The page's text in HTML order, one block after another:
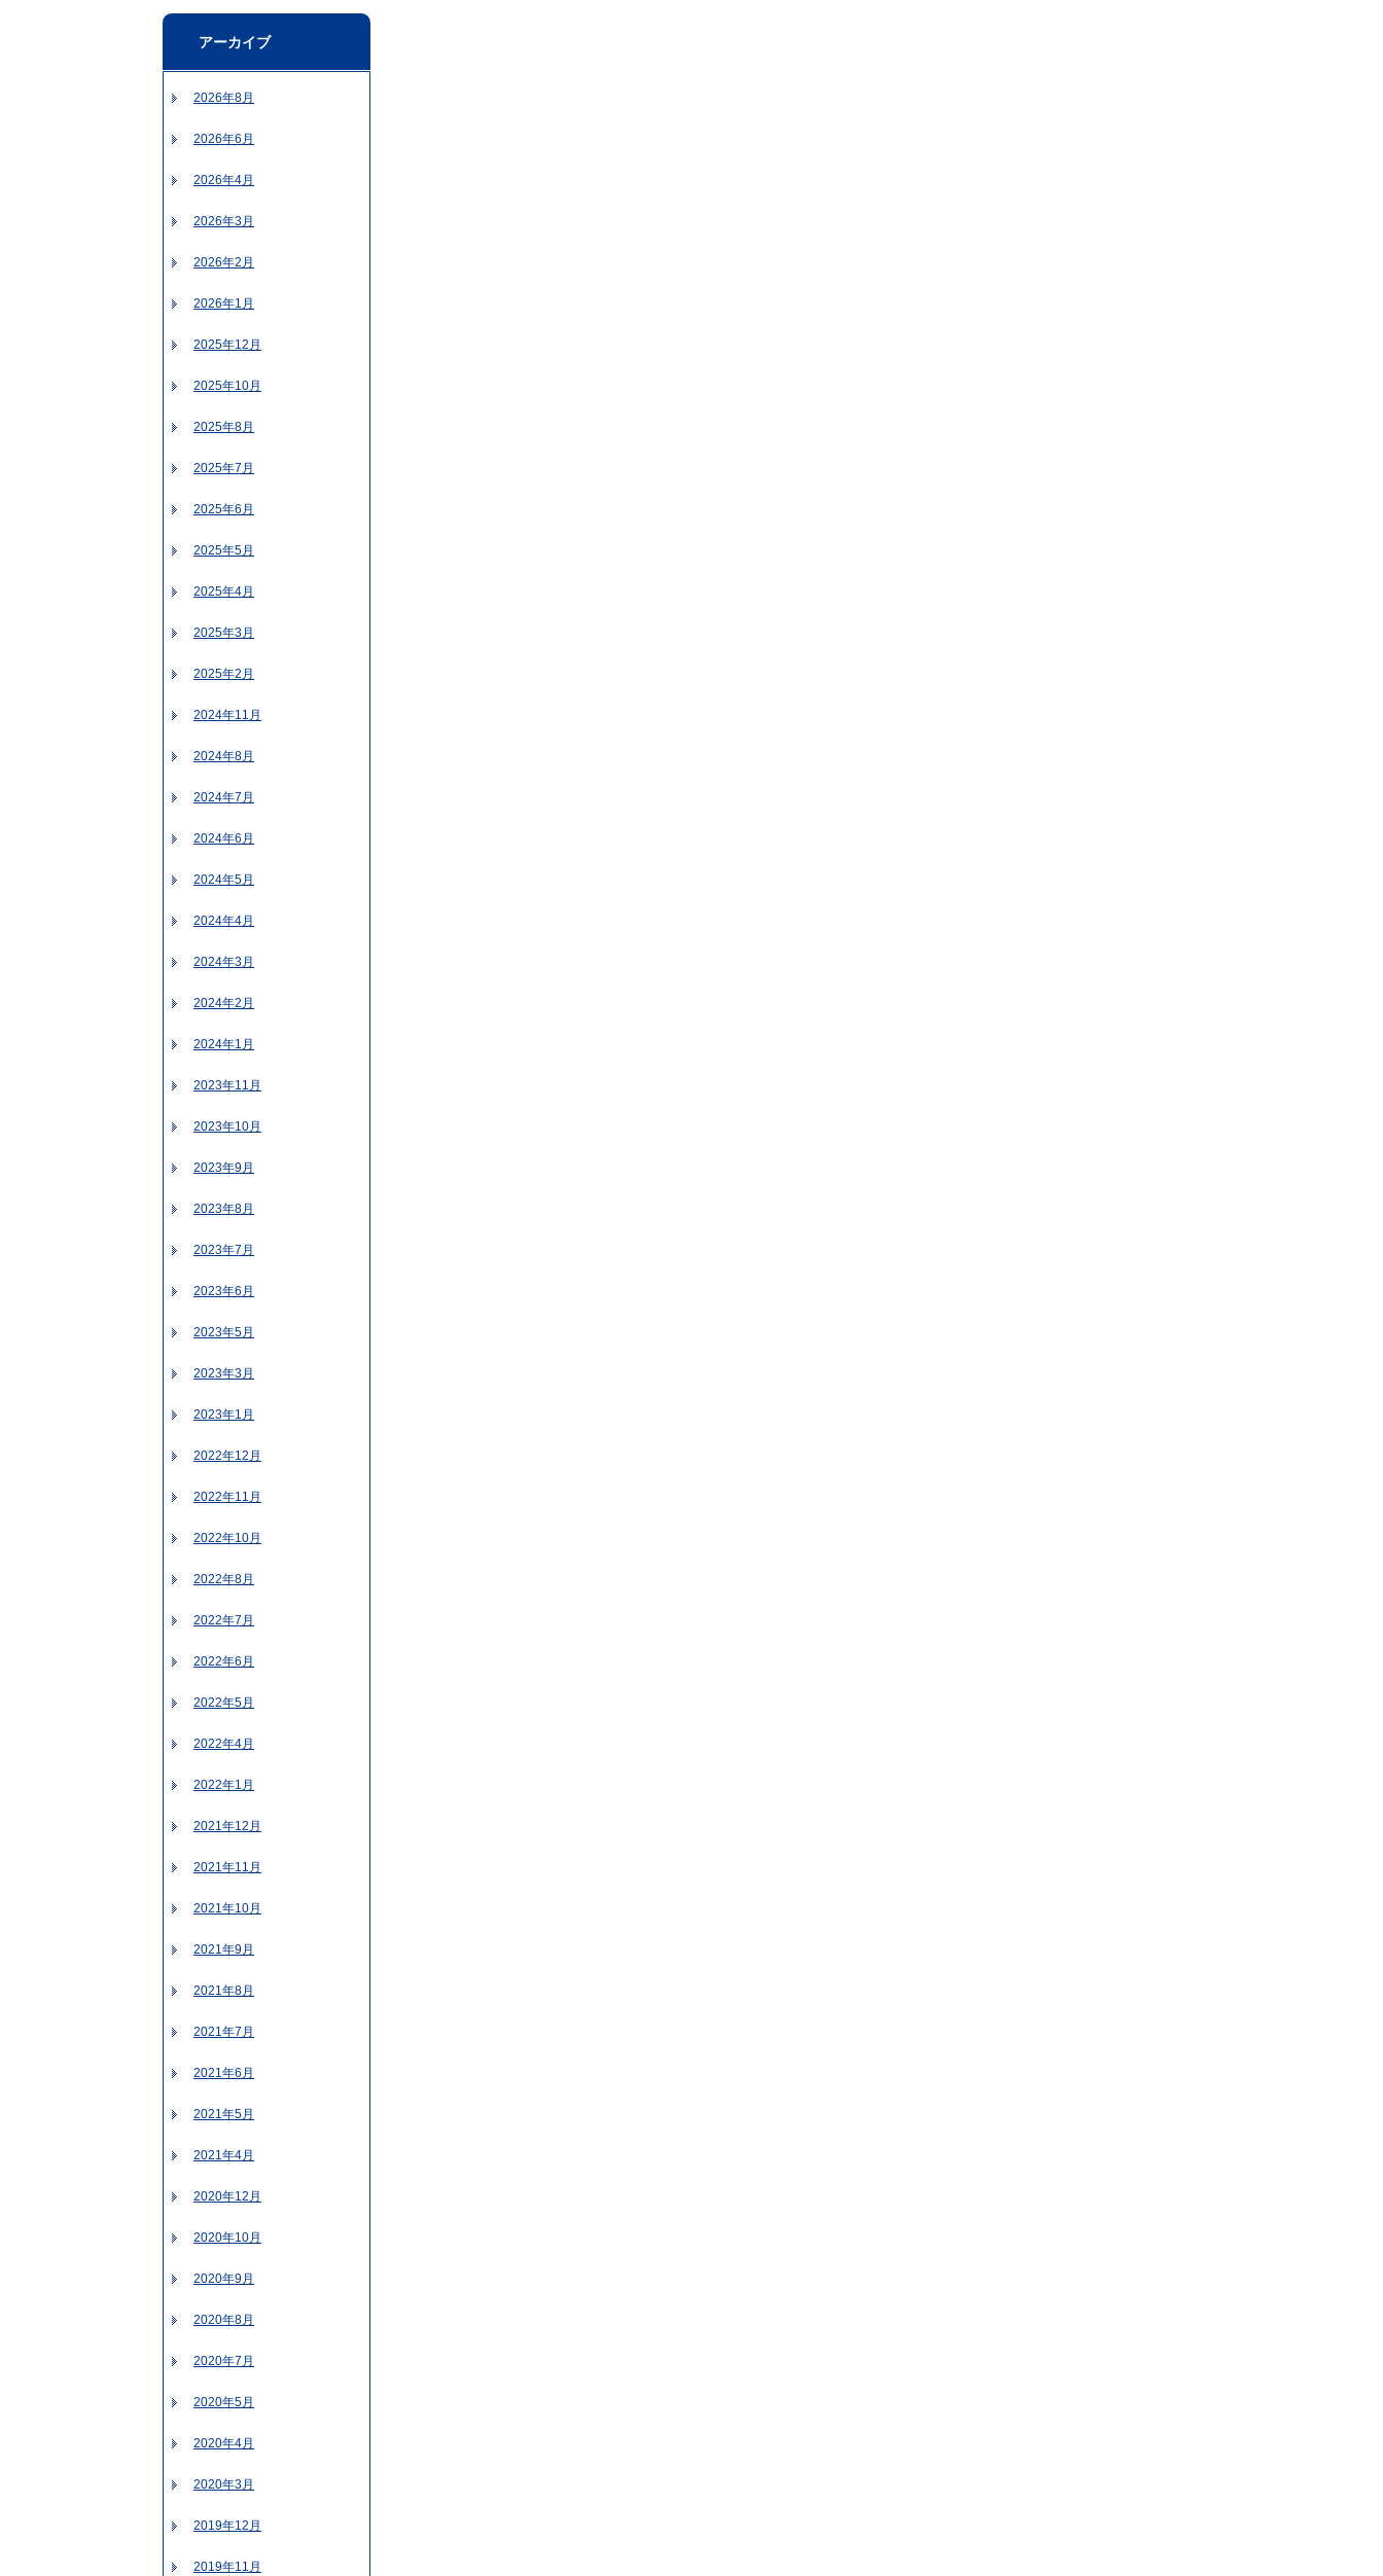
アーカイブ
2026年8月
2026年6月
2026年4月
2026年3月
2026年2月
2026年1月
2025年12月
2025年10月
2025年8月
2025年7月
2025年6月
2025年5月
2025年4月
2025年3月
2025年2月
2024年11月
2024年8月
2024年7月
2024年6月
2024年5月
2024年4月
2024年3月
2024年2月
2024年1月
2023年11月
2023年10月
2023年9月
2023年8月
2023年7月
2023年6月
2023年5月
2023年3月
2023年1月
2022年12月
2022年11月
2022年10月
2022年8月
2022年7月
2022年6月
2022年5月
2022年4月
2022年1月
2021年12月
2021年11月
2021年10月
2021年9月
2021年8月
2021年7月
2021年6月
2021年5月
2021年4月
2020年12月
2020年10月
2020年9月
2020年8月
2020年7月
2020年5月
2020年4月
2020年3月
2019年12月
2019年11月